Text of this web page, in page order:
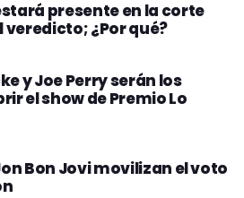
presente en la corte
veredicto; ¿Por qué?
y Joe Perry serán los
el show de Premio Lo
Bon Jovi movilizan el voto